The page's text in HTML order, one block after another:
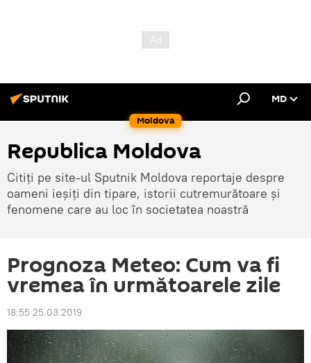
Moldova
MD
Republica Moldova
Citiți pe site-ul Sputnik Moldova reportaje despre
oameni ieșiți din tipare, istorii cutremurătoare și
fenomene care au loc în societatea noastră
Prognoza Meteo: Cum va fi
vremea în următoarele zile
18:55 25.03.2019